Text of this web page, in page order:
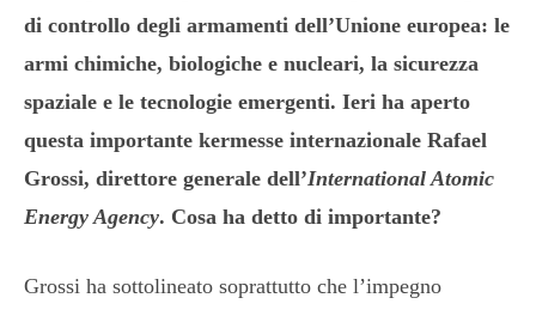
di controllo degli armamenti dell’Unione europea: le
armi chimiche, biologiche e nucleari, la sicurezza
spaziale e le tecnologie emergenti. Ieri ha aperto
questa importante kermesse internazionale Rafael
Grossi, direttore generale dell’International Atomic
Energy Agency. Cosa ha detto di importante?
Grossi ha sottolineato soprattutto che l’impegno